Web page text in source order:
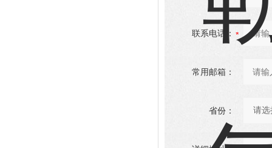
联系电话：
常用邮箱：
省份：